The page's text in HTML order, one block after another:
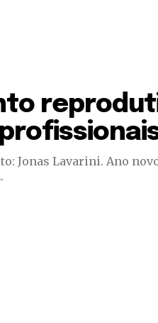
uma dúvida: ter ou não ter filhos? Quando tê-los? Esses são